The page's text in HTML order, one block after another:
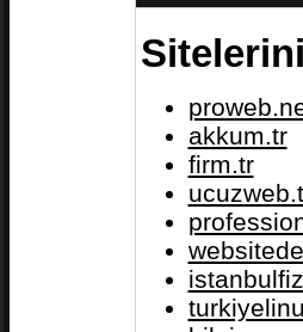
akkum.tr
firm.tr